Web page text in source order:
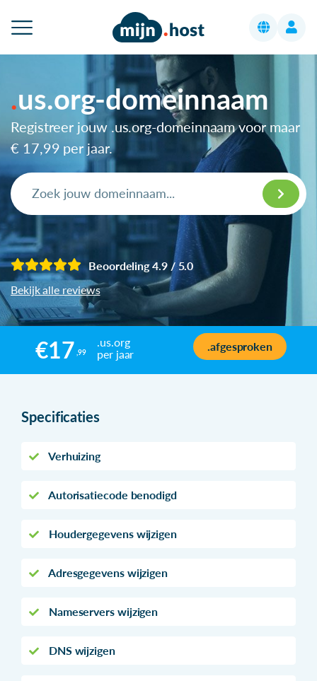
us.org-domeinnaam
Registreer jouw .us.org-domeinnaam voor maar
€ 17,99 per jaar.
Beoordeling 4.9 / 5.0
Bekijk alle reviews
€17 ,99
.us.org
per jaar
.afgesproken
Specificaties
Verhuizing
Autorisatiecode benodigd
Houdergegevens wijzigen
Adresgegevens wijzigen
Nameservers wijzigen
DNS wijzigen